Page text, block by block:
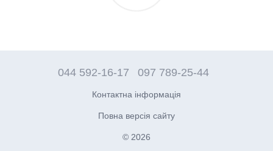
044 592-16-17 097 789-25-44
Контактна інформація
Повна версія сайту
© 2026